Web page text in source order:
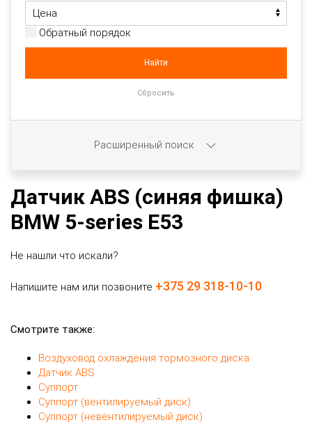
Датчик ABS (синяя фишка)
BMW 5-series E53
Не нашли что искали?
Напишите нам или позвоните +375 29 318-10-10
Смотрите также:
Воздуховод охлаждения тормозного диска
Датчик ABS
Суппорт
Суппорт (вентилируемый диск)
Суппорт (невентилируемый диск)
Обратный порядок
Расширенный поиск